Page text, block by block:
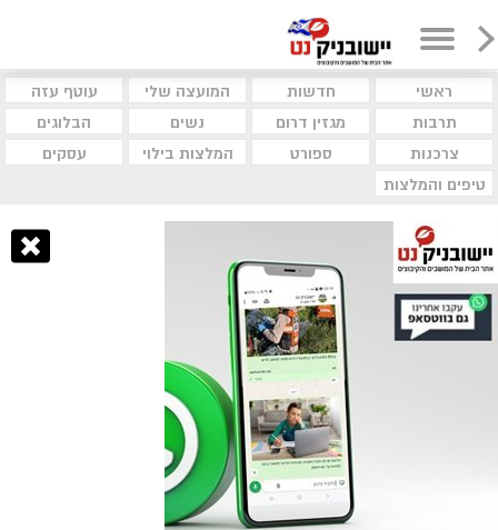
ראשי חדשות המועצה שלי
עוטף עזה
תרבות
מגזין דרום נשים
הבלוגים
צרכנות
ספורט המלצות בילוי
עסקים
טיפים והמלצות